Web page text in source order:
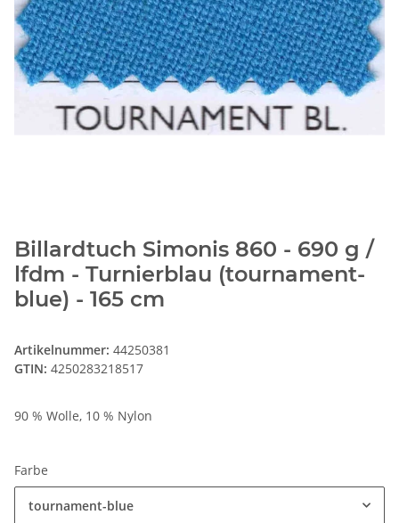
Billardtuch Simonis 860 - 690 g /
lfdm - Turnierblau (tournament-
blue) - 165 cm
Artikelnummer: 44250381
GTIN: 4250283218517
90 % Wolle, 10 % Nylon
Farbe
tournament-blue